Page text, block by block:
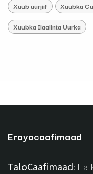
Xuub uurjiif Xuubka
Xuubka Ilaalinta Uurka
Erayocaafimaad
TaloCaafimaad: